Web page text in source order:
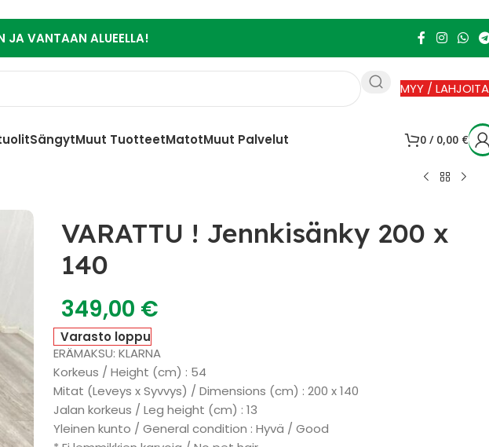
JA VANTAAN ALUEELLA!
MYY / LAHJOITA
SängytMuut TuotteetMatotMuut Palvelut 0 / 0,00 €
VARATTU ! Jennkisänky 200 x
140
349,00 €
Varasto loppu
ERÄMAKSU: KLARNA
Korkeus / Height (cm) : 54
Mitat (Leveys x Syvvys) / Dimensions (cm) : 200 x 140
Jalan korkeus / Leg height (cm) : 13
Yleinen kunto / General condition : Hyvä / Good